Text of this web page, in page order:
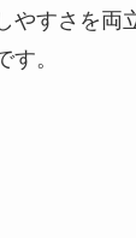
やすさを両
す。